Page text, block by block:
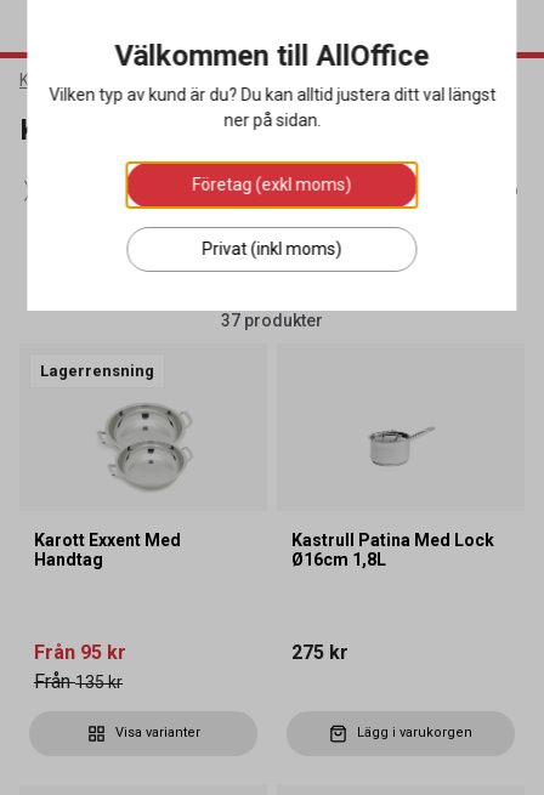
Kök & Servering
Kastruller
(179) Kastruller(37) Knivslipar &
SORTERA FILTRERA
37 produkter
Lagerrensning
Karott Exxent Med
Handtag
Från 95 kr
Från 135 kr
Visa varianter
Kastrull Patina Med Lock
Ø16cm 1,8L
275 kr
Lägg i varukorgen
Välkommen till AllOffice
Vilken typ av kund är du? Du kan alltid justera ditt val längst
ner på sidan.
Företag (exkl moms)
Privat (inkl moms)